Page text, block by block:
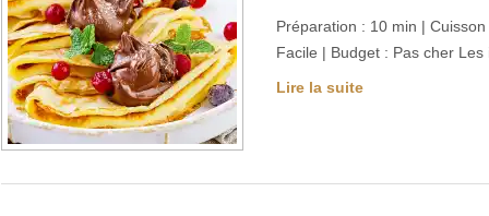
Préparation : 10 min |
Facile | Budget : Pas cher
Lire la suite